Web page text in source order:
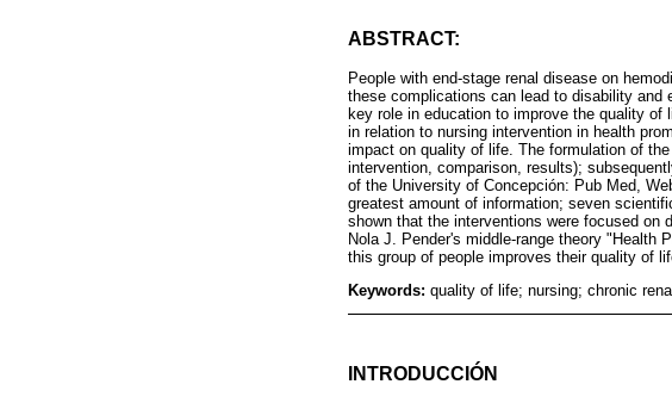
ABSTRACT:
People with end-stage renal disease on
these complications can lead to disability and
key role in education to improve the quality of
in relation to nursing intervention in health
impact on quality of life. The formulation of
intervention, comparison, results);
of the University of Concepción: Pub Med,
greatest amount of information; seven
shown that the interventions were focused on
Nola J. Pender's middle-range theory "Health
this group of people improves their quality of
Keywords: quality of life; nursing; chronic
INTRODUCCIÓN